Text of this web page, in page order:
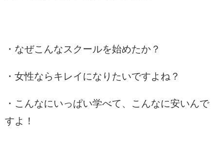
・なぜこんなスクールを始めたか？
・女性ならキレイになりたいですよね？
・こんなにいっぱい学べて、こんなに安いんで
すよ！